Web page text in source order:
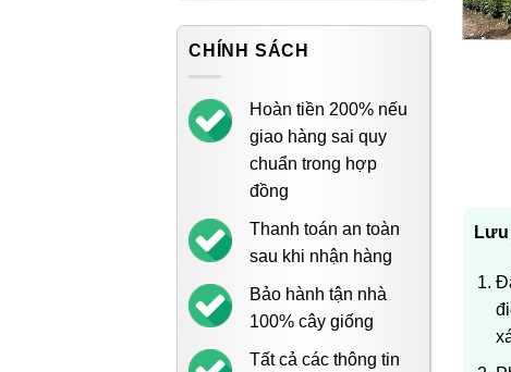
CHÍNH SÁCH
Hoàn tiền 200% nếu
giao hàng sai quy
chuẩn trong hợp
đồng
Thanh toán an toàn
sau khi nhận hàng
Bảo hành tận nhà
100% cây giống
Tất cả các thông tin